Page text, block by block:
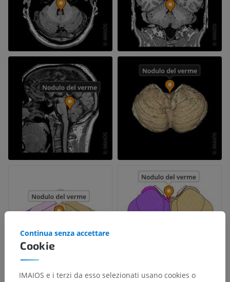
Cookie
Continua senza accettare
IMAIOS e i terzi da esso selezionati usano cookies o